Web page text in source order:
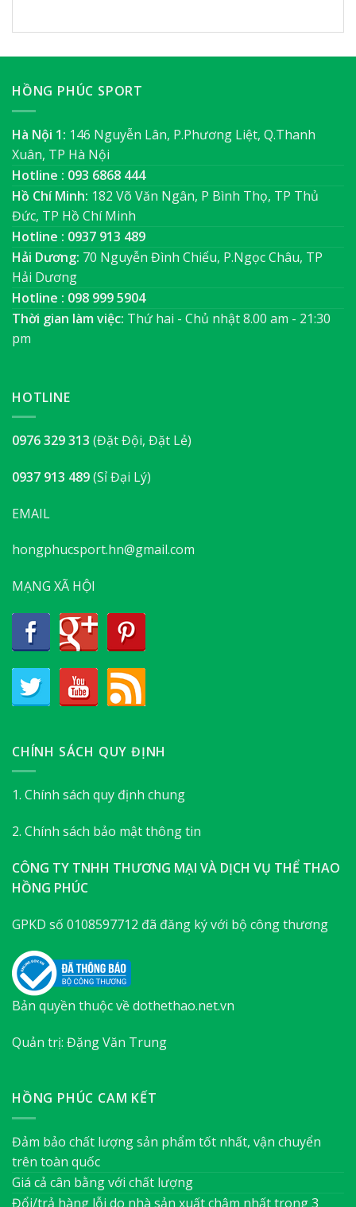
HỒNG PHÚC SPORT
Hà Nội 1: 146 Nguyễn Lân, P.Phương Liệt, Q.Thanh
Xuân, TP Hà Nội
Hotline : 093 6868 444
Hồ Chí Minh: 182 Võ Văn Ngân, P Bình Thọ, TP Thủ
Đức, TP Hồ Chí Minh
Hotline : 0937 913 489
Hải Dương: 70 Nguyễn Đình Chiểu, P.Ngọc Châu, TP
Hải Dương
Hotline : 098 999 5904
Thời gian làm việc: Thứ hai - Chủ nhật 8.00 am - 21:30
pm
HOTLINE
0976 329 313 (Đặt Đội, Đặt Lẻ)
0937 913 489(Sỉ Đại Lý)
EMAIL
hongphucsport.hn@gmail.com
MẠNG XÃ HỘI
CHÍNH SÁCH QUY ĐỊNH
1. Chính sách quy định chung
2. Chính sách bảo mật thông tin
CÔNG TY TNHH THƯƠNG MẠI VÀ DỊCH VỤ THỂ THAO
HỒNG PHÚC
GPKD số 0108597712 đã đăng ký với bộ công thương
Bản quyền thuộc về dothethao.net.vn
Quản trị: Đặng Văn Trung
HỒNG PHÚC CAM KẾT
Đảm bảo chất lượng sản phẩm tốt nhất, vận chuyển
trên toàn quốc
Giá cả cân bằng với chất lượng
Đổi/trả hàng lỗi do nhà sản xuất chậm nhất trong 3